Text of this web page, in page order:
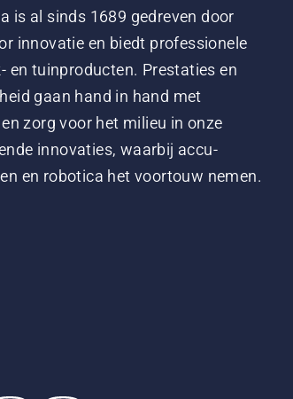
is al sinds 1689 gedreven door
innovatie en biedt professionele
en tuinproducten. Prestaties en
gaan hand in hand met
zorg voor het milieu in onze
innovaties, waarbij accu-
en robotica het voortouw nemen.